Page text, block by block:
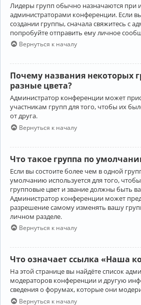
Лидеры групп обычно назначаются при
администраторами конференции. Если
создании группы, сначала свяжитесь с
попробуйте отправить ему личное
Вернуться к началу
Почему названия некоторых
разные цвета?
Администратор конференции может
участникам групп для того, чтобы их
от друга.
Вернуться к началу
Что такое группа по
Если вы состоите более чем в одной
умолчанию используется для того,
групповые цвет и звание должны быть
Администратор конференции может
разрешение самому изменять вашу
личном разделе.
Вернуться к началу
Что означает ссылка «Наша
На этой странице вы найдёте список
модераторов конференции и другую
сведения о форумах, которые они
Вернуться к началу